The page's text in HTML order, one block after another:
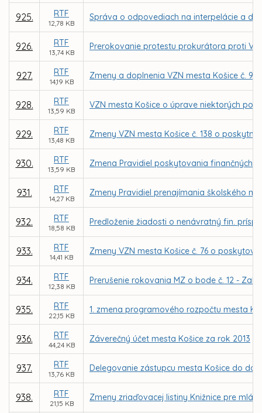
925. RTF
12,78 KB
Správa o odpovediach na interpelácie a
926. RTF
13,74 KB
Prerokovanie protestu prokurátora proti
927. RTF
14,19 KB
Zmeny a doplnenia VZN mesta Košice č.
928. RTF
13,59 KB
VZN mesta Košice o úprave niektorých
929. RTF
13,48 KB
Zmeny VZN mesta Košice č. 138 o
930. RTF
13,59 KB
Zmena Pravidiel poskytovania finančných
931. RTF
14,27 KB
Zmeny Pravidiel prenajímania školského
932. RTF
18,58 KB
Predloženie žiadosti o nenávratný fin.
933. RTF
14,41 KB
Zmeny VZN mesta Košice č. 76 o
934. RTF
12,38 KB
Prerušenie rokovania MZ o bode č. 12 -
935. RTF
22,15 KB
1. zmena programového rozpočtu mesta
936. RTF
44,24 KB
Záverečný účet mesta Košice za rok 2013
937. RTF
13,76 KB
Delegovanie zástupcu mesta Košice do
938. RTF
21,15 KB
Zmeny zriaďovacej listiny Knižnice pre